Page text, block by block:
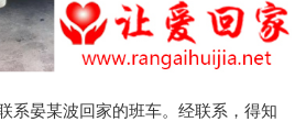
系晏某波回家的班车。经联系，得知